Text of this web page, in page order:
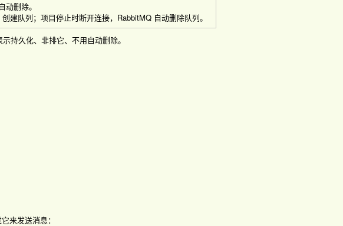
动删除。
建队列；项目停止时断开连接，RabbitMQ 自动删除队列。
持久化、非排它、不用自动删除。
来发送消息：